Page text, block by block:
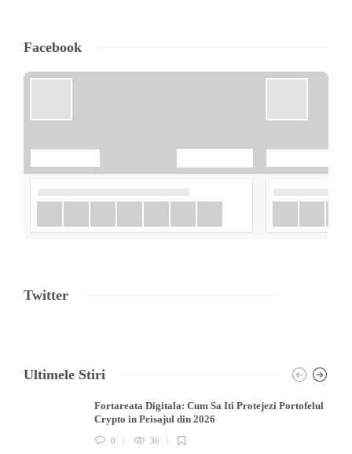
Facebook
Twitter
Ultimele Stiri
Fortareata Digitala: Cum Sa Iti Protejezi Portofelul
Crypto in Peisajul din 2026
0 36